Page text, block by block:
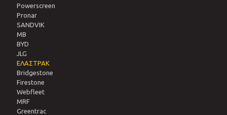
Powerscreen
Pronar
SANDVIΚ
MB
BYD
JLG
ΕΛΑΣΤΡΑΚ
Bridgestone
Firestone
Webfleet
MRF
Greentrac